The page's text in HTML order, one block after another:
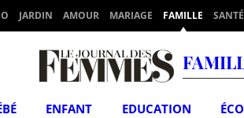
JARDIN AMOUR MARIAGE FAMILLE SANTÉ
ENFANT EDUCATION